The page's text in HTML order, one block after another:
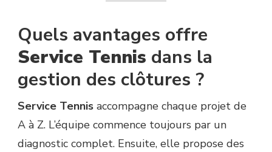
Quels avantages offre
Service Tennis dans la
gestion des clôtures ?
Service Tennis accompagne chaque projet de
A à Z. L’équipe commence toujours par un
diagnostic complet. Ensuite, elle propose des